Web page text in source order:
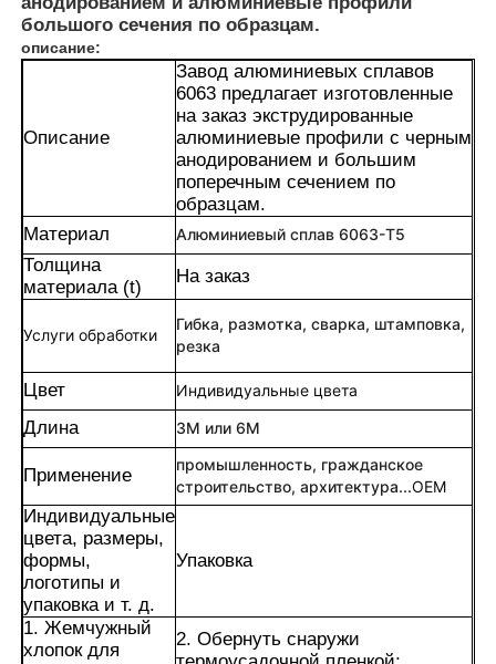
Дом
Продукция
О нас
большого сечения по образцам.
описание:
Описание
Завод алюминиевых сплавов
6063 предлагает изготовленные
на заказ экструдированные
алюминиевые профили с черным
анодированием и большим
поперечным сечением по
образцам.
Материал
Алюминиевый сплав 6063-T5
Толщина
материала (t)
На заказ
Услуги обработки
Гибка, размотка, сварка, штамповка,
резка
Цвет Индивидуальные цвета
Длина 3M или 6M
Применение
промышленность, гражданское
строительство, архитектура...OEM
Индивидуальные
цвета, размеры,
формы,
логотипы и
упаковка и т. д.
Упаковка
1. Жемчужный
хлопок для
2. Обернуть снаружи